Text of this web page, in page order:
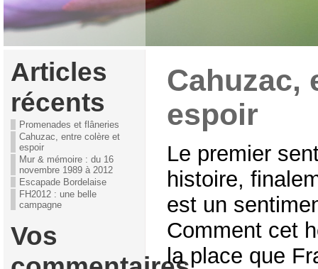
Articles
récents
Promenades et flâneries
Cahuzac, entre colère et
espoir
Mur & mémoire : du 16
novembre 1989 à 2012
Escapade Bordelaise
FH2012 : une belle
campagne
Vos
Cahuzac,
espoir
Le premier
histoire,
est un
Comment cet
la place que